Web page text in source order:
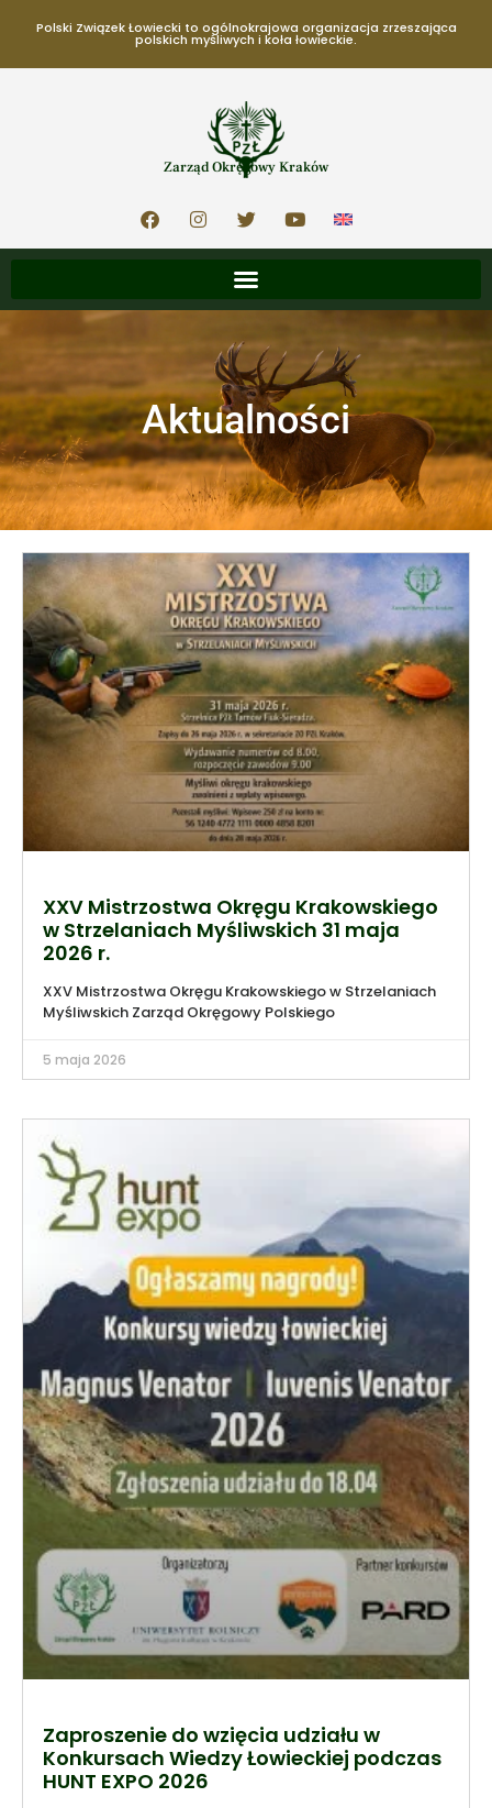
Polski Związek Łowiecki to ogólnokrajowa organizacja zrzeszająca
polskich myśliwych i koła łowieckie.
Zarząd Okręgowy Kraków
Aktualności
XXV Mistrzostwa Okręgu Krakowskiego
w Strzelaniach Myśliwskich 31 maja
2026 r.
XXV Mistrzostwa Okręgu Krakowskiego w Strzelaniach
Myśliwskich Zarząd Okręgowy Polskiego
5 maja 2026
Zaproszenie do wzięcia udziału w
Konkursach Wiedzy Łowieckiej podczas
HUNT EXPO 2026